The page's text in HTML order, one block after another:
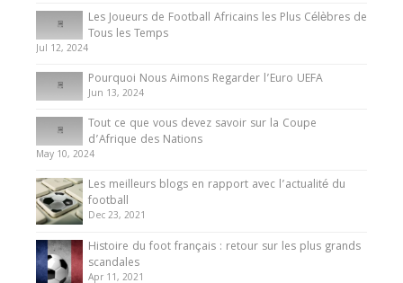
Les Joueurs de Football Africains les Plus Célèbres de
Tous les Temps
Jul 12, 2024
Pourquoi Nous Aimons Regarder l’Euro UEFA
Jun 13, 2024
Tout ce que vous devez savoir sur la Coupe
d’Afrique des Nations
May 10, 2024
Les meilleurs blogs en rapport avec l’actualité du
football
Dec 23, 2021
Histoire du foot français : retour sur les plus grands
scandales
Apr 11, 2021